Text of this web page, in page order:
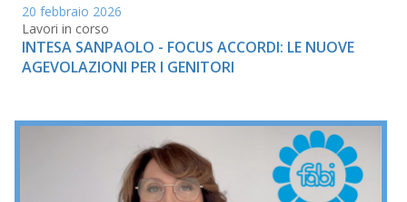
20 febbraio 2026
Lavori in corso
INTESA SANPAOLO - FOCUS ACCORDI: LE NUOVE
AGEVOLAZIONI PER I GENITORI